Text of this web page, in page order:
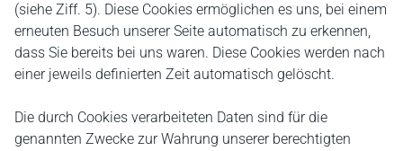
(siehe Ziff. 5). Diese Cookies ermöglichen es uns, bei einem
erneuten Besuch unserer Seite automatisch zu erkennen,
dass Sie bereits bei uns waren. Diese Cookies werden nach
einer jeweils definierten Zeit automatisch gelöscht.
Die durch Cookies verarbeiteten Daten sind für die
genannten Zwecke zur Wahrung unserer berechtigten